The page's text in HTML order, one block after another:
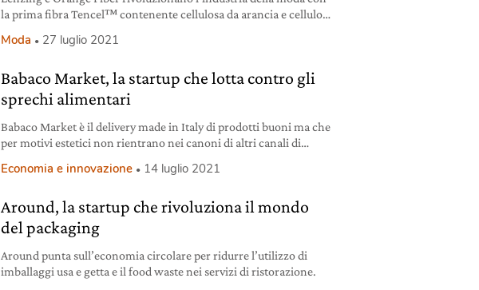
la prima fibra Tencel™ contenente cellulosa da arancia e cellulosa
Moda 27 luglio 2021
Babaco Market, la startup che lotta contro gli
sprechi alimentari
Babaco Market è il delivery made in Italy di prodotti buoni ma che
per motivi estetici non rientrano nei canoni di altri canali di
Economia e innovazione 14 luglio 2021
Around, la startup che rivoluziona il mondo
del packaging
Around punta sull’economia circolare per ridurre l’utilizzo di
imballaggi usa e getta e il food waste nei servizi di ristorazione.